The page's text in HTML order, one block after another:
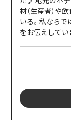
材（生産者）や
いる。私なら
をお伝えして